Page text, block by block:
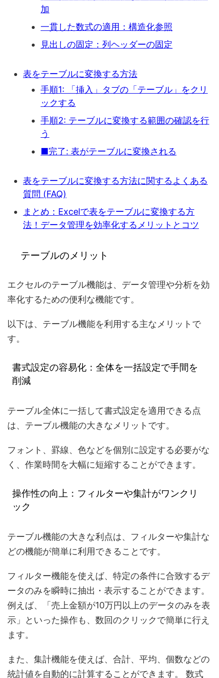
加
一貫した数式の適用：構造化参照
見出しの固定：列ヘッダーの固定
表をテーブルに変換する方法
手順1: 「挿入」タブの「テーブル」をクリ
ックする
手順2: テーブルに変換する範囲の確認を行
う
■完了: 表がテーブルに変換される
表をテーブルに変換する方法に関するよくある
質問 (FAQ)
まとめ：Excelで表をテーブルに変換する方
法！データ管理を効率化するメリットとコツ
テーブルのメリット
エクセルのテーブル機能は、データ管理や分析を効
率化するための便利な機能です。
以下は、テーブル機能を利用する主なメリットで
す。
書式設定の容易化：全体を一括設定で手間を
削減
テーブル全体に一括して書式設定を適用できる点
は、テーブル機能の大きなメリットです。
フォント、罫線、色などを個別に設定する必要がな
く、作業時間を大幅に短縮することができます。
操作性の向上：フィルターや集計がワンクリ
ック
テーブル機能の大きな利点は、フィルターや集計な
どの機能が簡単に利用できることです。
フィルター機能を使えば、特定の条件に合致するデ
ータのみを瞬時に抽出・表示することができます。
例えば、「売上金額が10万円以上のデータのみを表
示」といった操作も、数回のクリックで簡単に行え
ます。
また、集計機能を使えば、合計、平均、個数などの
統計値を自動的に計算することができます。 数式